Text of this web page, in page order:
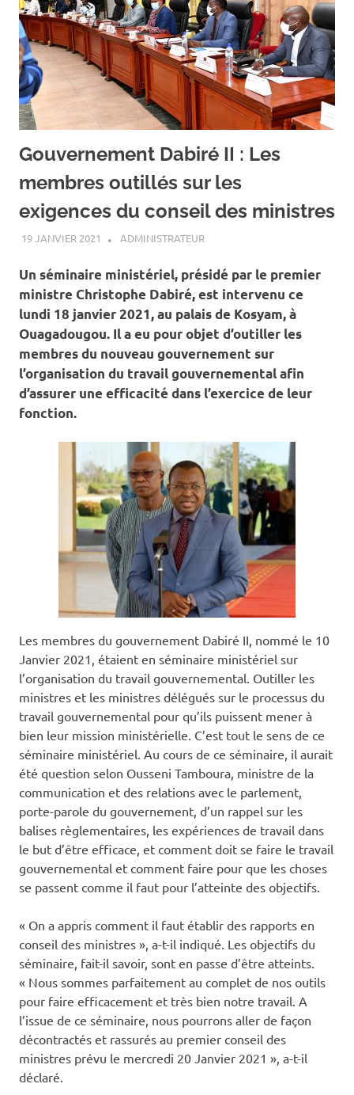
Gouvernement Dabiré II : Les
membres outillés sur les
exigences du conseil des ministres
19 JANVIER 2021 ADMINISTRATEURA LA UNE
Un séminaire ministériel, présidé par le premier
ministre Christophe Dabiré, est intervenu ce
lundi 18 janvier 2021, au palais de Kosyam, à
Ouagadougou. Il a eu pour objet d’outiller les
membres du nouveau gouvernement sur
l’organisation du travail gouvernemental afin
d’assurer une efficacité dans l’exercice de leur
fonction.
Les membres du gouvernement Dabiré II, nommé le 10
Janvier 2021, étaient en séminaire ministériel sur
l’organisation du travail gouvernemental. Outiller les
ministres et les ministres délégués sur le processus du
travail gouvernemental pour qu’ils puissent mener à
bien leur mission ministérielle. C’est tout le sens de ce
séminaire ministériel. Au cours de ce séminaire, il aurait
été question selon Ousseni Tamboura, ministre de la
communication et des relations avec le parlement,
porte-parole du gouvernement, d’un rappel sur les
balises règlementaires, les expériences de travail dans
le but d’être efficace, et comment doit se faire le travail
gouvernemental et comment faire pour que les choses
se passent comme il faut pour l’atteinte des objectifs.
« On a appris comment il faut établir des rapports en
conseil des ministres », a-t-il indiqué. Les objectifs du
séminaire, fait-il savoir, sont en passe d’être atteints.
« Nous sommes parfaitement au complet de nos outils
pour faire efficacement et très bien notre travail. A
l’issue de ce séminaire, nous pourrons aller de façon
décontractés et rassurés au premier conseil des
ministres prévu le mercredi 20 Janvier 2021 », a-t-il
déclaré.